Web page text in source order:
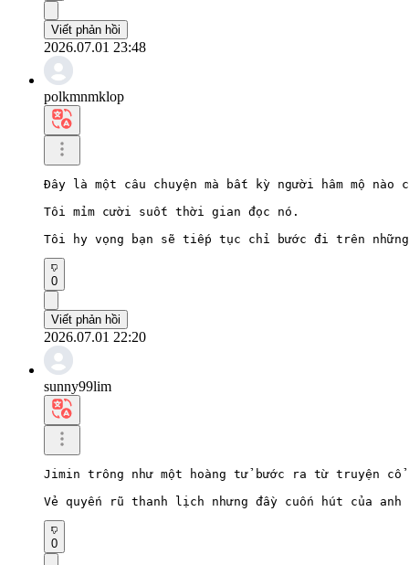
Viết phản hồi
2026.07.01 23:48
polkmnmklop
Đây là một câu chuyện mà bất kỳ người hâm mộ nào
Tôi mỉm cười suốt thời gian đọc nó.
Tôi hy vọng bạn sẽ tiếp tục chỉ bước đi trên
0
Viết phản hồi
2026.07.01 22:20
sunny99lim
Jimin trông như một hoàng tử bước ra từ truyện
Vẻ quyến rũ thanh lịch nhưng đầy cuốn hút của
0